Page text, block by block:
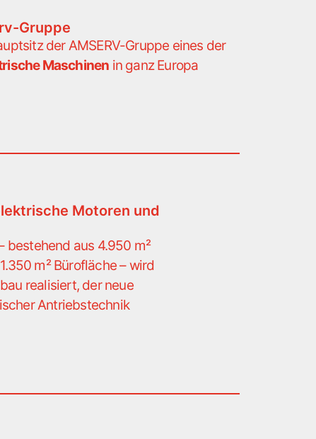
Gruppe
der AMSERV-Gruppe eines der
Maschinen in ganz Europa
Motoren und
bestehend aus 4.950 m²
m² Bürofläche – wird
realisiert, der neue
Antriebstechnik